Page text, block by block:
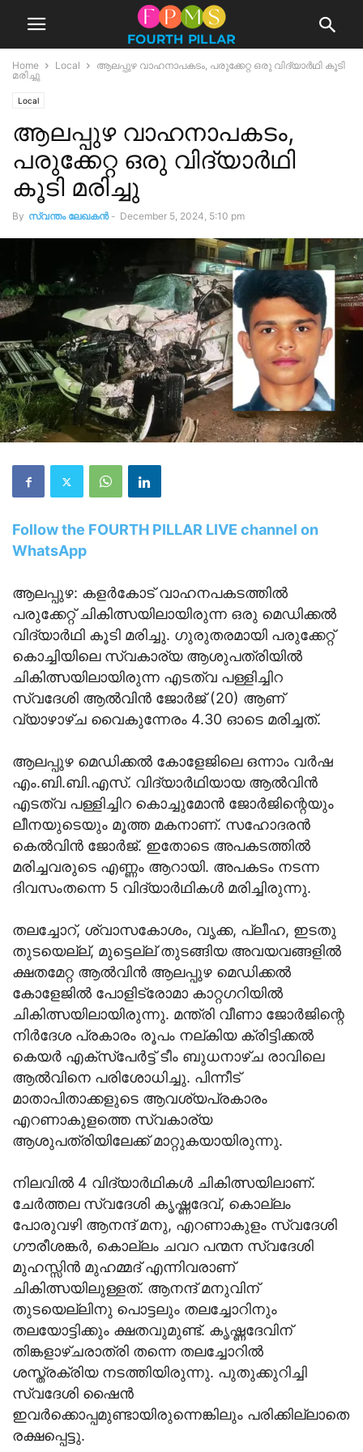
Home Local
ആലപ്പുഴ വാഹനാപകടം, പരുക്കേറ്റ ഒരു വിദ്യാർഥി കൂടി
മരിച്ചു
Local
ആലപ്പുഴ വാഹനാപകടം,
പരുക്കേറ്റ ഒരു വിദ്യാർഥി
കൂടി മരിച്ചു
By സ്വന്തം ലേഖകന്‍ - December 5, 2024, 5:10 pm
Follow the FOURTH PILLAR LIVE channel on
WhatsApp
ആലപ്പുഴ: കളർകോട് വാഹനപകടത്തിൽ
പരുക്കേറ്റ് ചികിത്സയിലായിരുന്ന ഒരു മെഡിക്കൽ
വിദ്യാർഥി കൂടി മരിച്ചു. ഗുരുതരമായി പരുക്കേറ്റ്
കൊച്ചിയിലെ സ്വകാര്യ ആശുപത്രിയിൽ
ചികിത്സയിലായിരുന്ന എടത്വ പള്ളിച്ചിറ
സ്വദേശി ആൽവിൻ ജോർജ് (20) ആണ്
വ്യാഴാഴ്ച വൈകുന്നേരം 4.30 ഓടെ മരിച്ചത്.
ആലപ്പുഴ മെഡിക്കൽ കോളേജിലെ ഒന്നാം വർഷ
എം.ബി.ബി.എസ്. വിദ്യാർഥിയായ ആൽവിൻ
എടത്വ പള്ളിച്ചിറ കൊച്ചുമോൻ ജോർജിന്റെയും
ലീനയുടെയും മൂത്ത മകനാണ്. സഹോദരൻ
കെൽവിൻ ജോർജ്. ഇതോടെ അപകടത്തിൽ
മരിച്ചവരുടെ എണ്ണം ആറായി. അപകടം നടന്ന
ദിവസംതന്നെ 5 വിദ്യാർഥികൾ മരിച്ചിരുന്നു.
തലച്ചോറ്, ശ്വാസകോശം, വൃക്ക, പ്ലീഹ, ഇടതു
തുടയെല്ല്, മുട്ടെല്ല് തുടങ്ങിയ അവയവങ്ങളിൽ
ക്ഷതമേറ്റ ആൽവിൻ ആലപ്പുഴ മെഡിക്കൽ
കോളേജിൽ പോളിട്രോമാ കാറ്റഗറിയിൽ
ചികിത്സയിലായിരുന്നു. മന്ത്രി വീണാ ജോർജിന്റെ
നിർദേശ പ്രകാരം രൂപം നല്കിയ ക്രിട്ടിക്കൽ
കെയർ എക്സ്പേർട്ട് ടീം ബുധനാഴ്ച രാവിലെ
ആൽവിനെ പരിശോധിച്ചു. പിന്നീട്
മാതാപിതാക്കളുടെ ആവശ്യപ്രകാരം
എറണാകുളത്തെ സ്വകാര്യ
ആശുപത്രിയിലേക്ക് മാറ്റുകയായിരുന്നു.
നിലവിൽ 4 വിദ്യാർഥികൾ ചികിത്സയിലാണ്.
ചേർത്തല സ്വദേശി കൃഷ്ണദേവ്, കൊല്ലം
പോരുവഴി ആനന്ദ് മനു, എറണാകുളം സ്വദേശി
ഗൗരീശങ്കർ, കൊല്ലം ചവറ പന്മന സ്വദേശി
മുഹസ്സിൻ മുഹമ്മദ് എന്നിവരാണ്
ചികിത്സയിലുള്ളത്. ആനന്ദ് മനുവിന്
തുടയെല്ലിനു പൊട്ടലും തലച്ചോറിനും
തലയോട്ടിക്കും ക്ഷതവുമുണ്ട്. കൃഷ്ണദേവിന്
തിങ്കളാഴ്ചരാത്രി തന്നെ തലച്ചോറിൽ
ശസ്ത്രക്രിയ നടത്തിയിരുന്നു. പുതുക്കുറിച്ചി
സ്വദേശി ഷൈൻ
ഇവർക്കൊപ്പമുണ്ടായിരുന്നെങ്കിലും പരിക്കില്ലാതെ
രക്ഷപ്പെട്ടു.